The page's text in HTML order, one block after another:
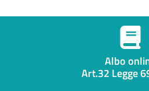
Albo
Art.32 Legge